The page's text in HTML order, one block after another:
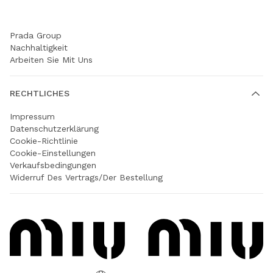
Prada Group
Nachhaltigkeit
Arbeiten Sie Mit Uns
RECHTLICHES
Impressum
Datenschutzerklärung
Cookie-Richtlinie
Cookie-Einstellungen
Verkaufsbedingungen
Widerruf Des Vertrags/der Bestellung